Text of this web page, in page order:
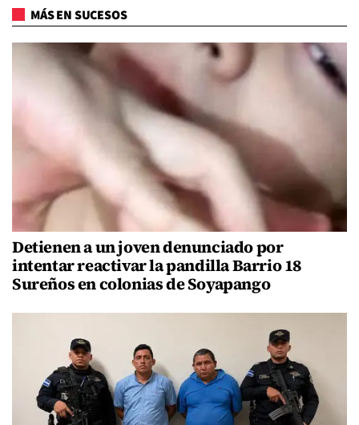
MÁS EN SUCESOS
Detienen a un joven denunciado por
intentar reactivar la pandilla Barrio 18
Sureños en colonias de Soyapango